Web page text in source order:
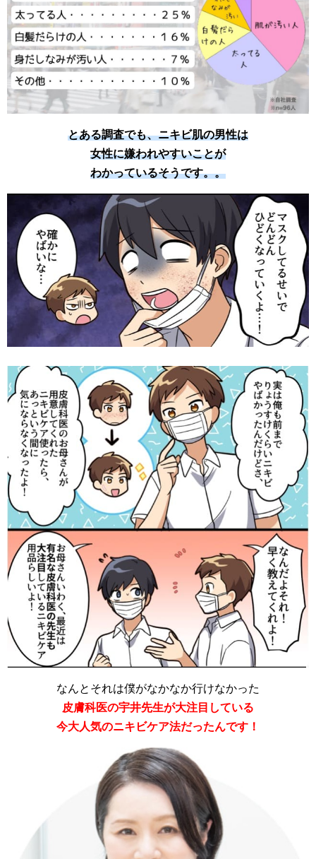
とある調査でも、ニキビ肌の男性は
女性に嫌われやすいことが
わかっているそうです。。
なんとそれは僕がなかなか行けなかった
皮膚科医の宇井先生が大注目している
今大人気のニキビケア法だったんです！